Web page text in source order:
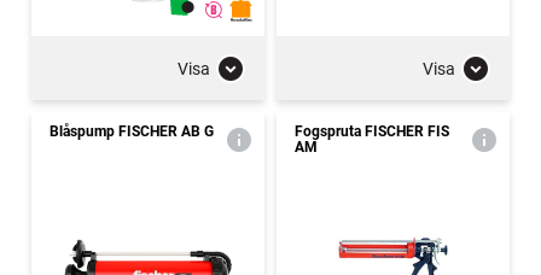
Visa Visa
Blåspump FISCHER AB G
Fogspruta FISCHER FIS
AM